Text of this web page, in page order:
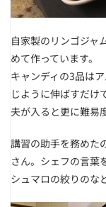
自家製のリンゴジャ
めて作っています。
キャンディの3品は
じように伸ばすだけ
夫が入ると更に難易
講習の助手を務めた
さん。シェフの言葉
シュマロの絞りのな